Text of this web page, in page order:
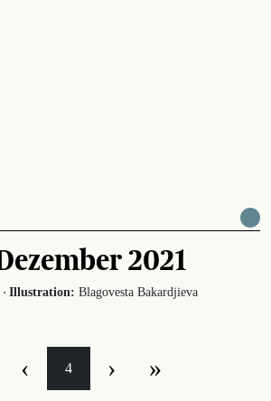
2021
· Illustration: Blagovesta Bakardjieva
‹ 4 › »